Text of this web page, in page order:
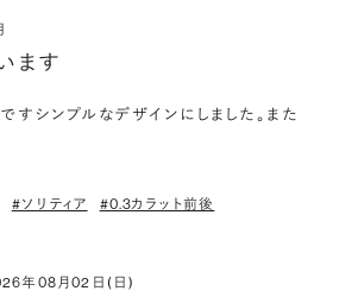
ます
すシンプルなデザインにしました。また
#ソリティア
#0.3カラット前後
年08月02日(日)